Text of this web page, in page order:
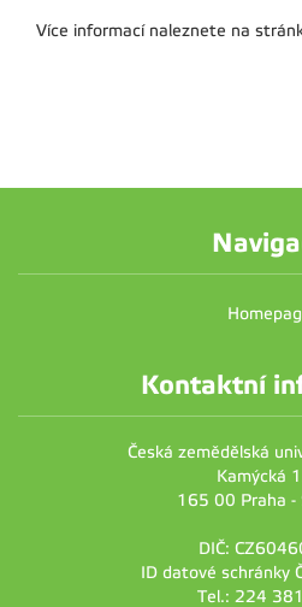
Více informací naleznete na
Kontaktní
Česká zemědělská
Kamýcká
165 00 Praha -
DIČ:
ID datové schránky
Tel.: 224